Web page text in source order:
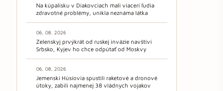
Na kúpalisku v Diakovciach mali viacerí ľudia
zdravotné problémy, unikla neznáma látka
06. 08. 2026
Zelenskyj prvýkrát od ruskej invázie navštívi
Srbsko, Kyjev ho chce odpútať od Moskvy
06. 08. 2026
Jemenskí Húsíovia spustili raketové a dronové
útoky, zabili najmenej 38 vládnych vojakov